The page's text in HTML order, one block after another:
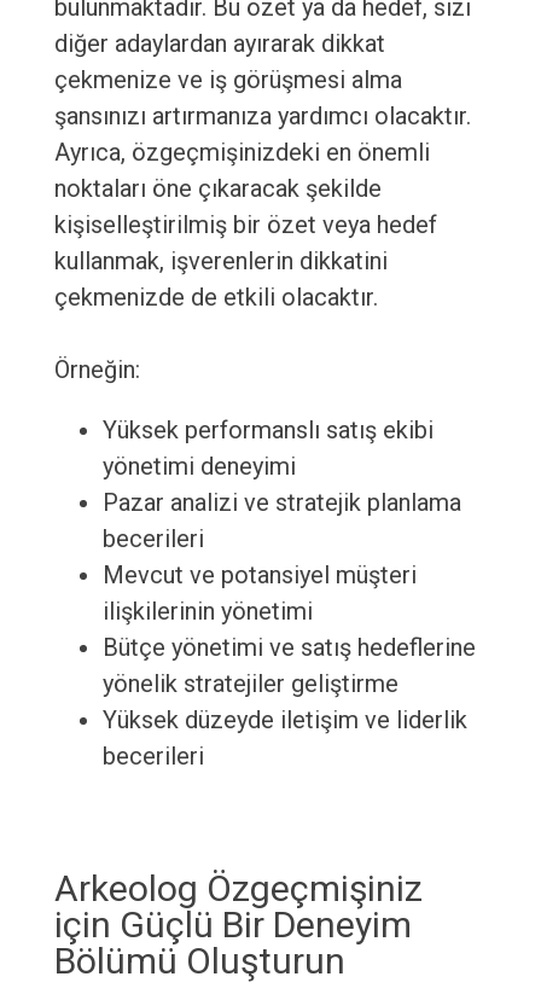
bulunmaktadır. Bu özet ya da hedef, sizi
diğer adaylardan ayırarak dikkat
çekmenize ve iş görüşmesi alma
şansınızı artırmanıza yardımcı olacaktır.
Ayrıca, özgeçmişinizdeki en önemli
noktaları öne çıkaracak şekilde
kişiselleştirilmiş bir özet veya hedef
kullanmak, işverenlerin dikkatini
çekmenizde de etkili olacaktır.
Örneğin:
Yüksek performanslı satış ekibi
yönetimi deneyimi
Pazar analizi ve stratejik planlama
becerileri
Mevcut ve potansiyel müşteri
ilişkilerinin yönetimi
Bütçe yönetimi ve satış hedeflerine
yönelik stratejiler geliştirme
Yüksek düzeyde iletişim ve liderlik
becerileri
Arkeolog Özgeçmişiniz
için Güçlü Bir Deneyim
Bölümü Oluşturun